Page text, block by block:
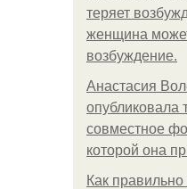
теряет
женщина
возбуждение.
Анастасия
опубликовала
совместное
которой она
Как